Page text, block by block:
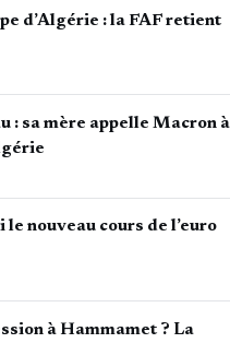
d’Algérie : la FAF retient
: sa mère appelle Macron à
nouveau cours de l’euro
à Hammamet ? La